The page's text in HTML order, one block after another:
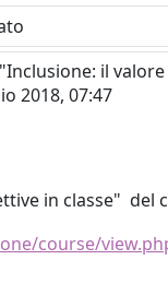
il
2018, 07:47
in classe" del
course/